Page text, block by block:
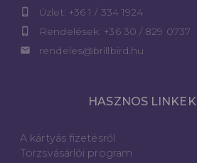
phone_iphone Üzlet: +36 1 / 334 1924
phone_iphone Rendelések: +36 30 / 829 0737
email rendeles@brillbird.hu
HASZNOS LINKEK
A kártyás fizetésről
Törzsvásárlói program